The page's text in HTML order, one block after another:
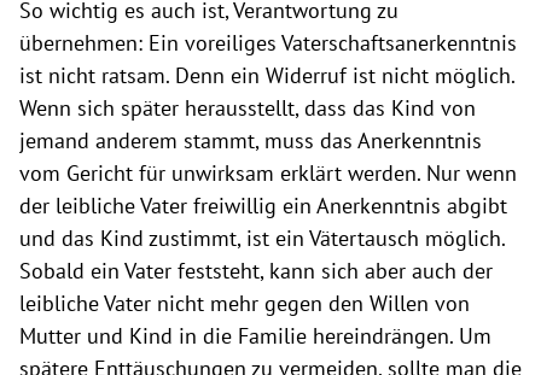
So wichtig es auch ist, Verantwortung zu
übernehmen: Ein voreiliges Vaterschaftsanerkenntnis
ist nicht ratsam. Denn ein Widerruf ist nicht möglich.
Wenn sich später herausstellt, dass das Kind von
jemand anderem stammt, muss das Anerkenntnis
vom Gericht für unwirksam erklärt werden. Nur wenn
der leibliche Vater freiwillig ein Anerkenntnis abgibt
und das Kind zustimmt, ist ein Vätertausch möglich.
Sobald ein Vater feststeht, kann sich aber auch der
leibliche Vater nicht mehr gegen den Willen von
Mutter und Kind in die Familie hereindrängen. Um
spätere Enttäuschungen zu vermeiden, sollte man die